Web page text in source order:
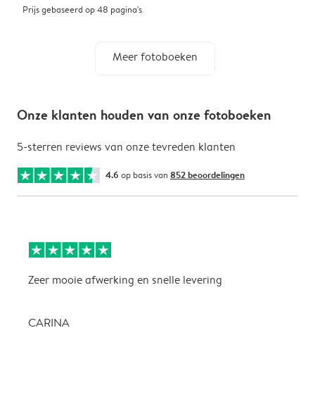
Prijs gebaseerd op 48 pagina's
Meer fotoboeken
Onze klanten houden van onze fotoboeken
5-sterren reviews van onze tevreden klanten
4.6 op basis van 852 beoordelingen
Zeer mooie afwerking en snelle levering
CARINA